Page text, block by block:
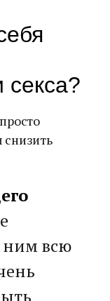
ним всю